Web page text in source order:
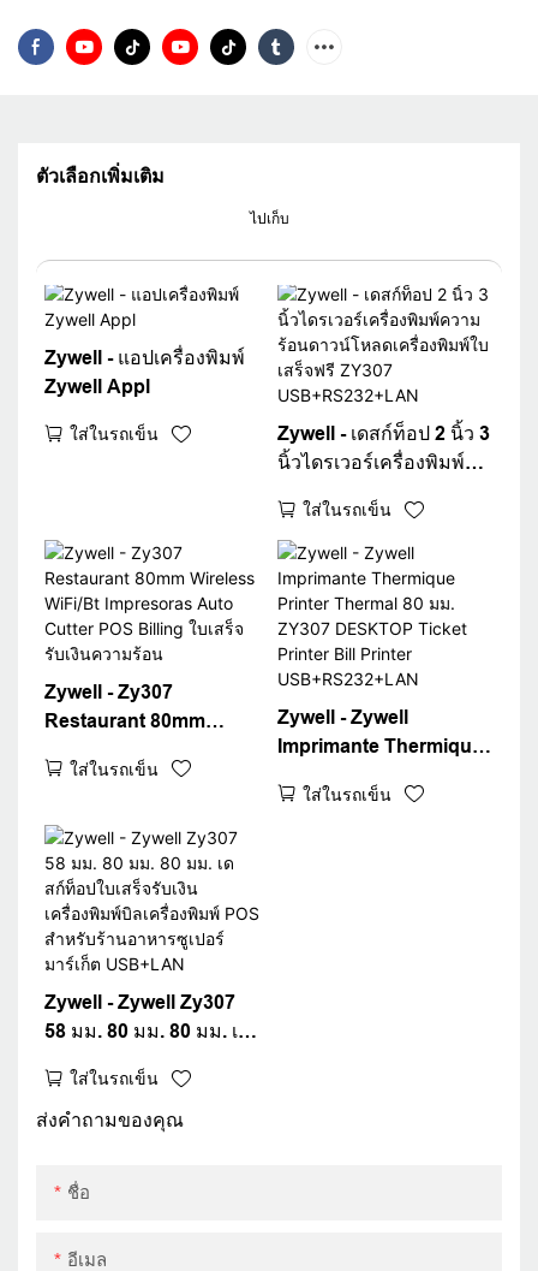
ตัวเลือกเพิ่มเติม
ไปเก็บ
Zywell - แอปเครื่องพิมพ์
Zywell Appl
ใส่ในรถเข็น
Zywell - เดสก์ท็อป 2 นิ้ว 3
นิ้วไดรเวอร์เครื่องพิมพ์
เครื่องพิมพ์ใบเสร็จฟรี
ZY307
USB+RS232+LAN
ใส่ในรถเข็น
Zywell - Zy307
Restaurant 80mm
Impresoras Auto Cutter
เงินความร้อน
ใส่ในรถเข็น
Zywell - Zywell
Imprimante Thermique
ZY307 DESKTOP
ใส่ในรถเข็น
Zywell - Zywell Zy307
58 มม. 80 มม. 80 มม. เด
เครื่องพิมพ์บิลเครื่องพิมพ์
POS สำหรับร้านอาหารซู
ใส่ในรถเข็น
ส่งคำถามของคุณ
ชื่อ
อีเมล